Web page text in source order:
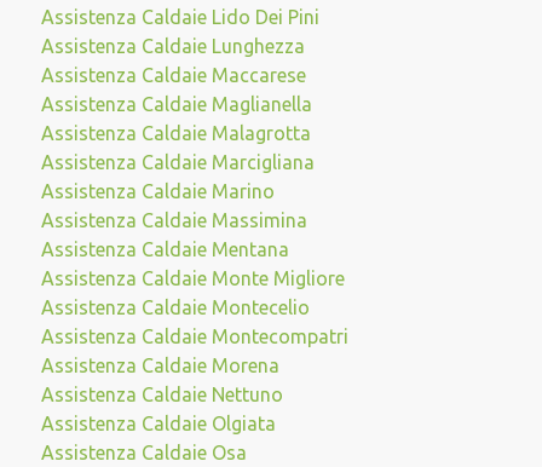
Assistenza Caldaie Lido Dei Pini
Assistenza Caldaie Lunghezza
Assistenza Caldaie Maccarese
Assistenza Caldaie Maglianella
Assistenza Caldaie Malagrotta
Assistenza Caldaie Marcigliana
Assistenza Caldaie Marino
Assistenza Caldaie Massimina
Assistenza Caldaie Mentana
Assistenza Caldaie Monte Migliore
Assistenza Caldaie Montecelio
Assistenza Caldaie Montecompatri
Assistenza Caldaie Morena
Assistenza Caldaie Nettuno
Assistenza Caldaie Olgiata
Assistenza Caldaie Osa